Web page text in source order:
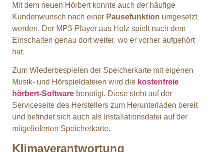
Mit dem neuen Hörbert konnte auch der häufige
Kundenwunsch nach einer Pausefunktion umgesetzt
werden. Der MP3-Player aus Holz spielt nach dem
Einschalten genau dort weiter, wo er vorher aufgehört
hat.
Zum Wiederbespielen der Speicherkarte mit eigenen
Musik- und Hörspieldateien wird die kostenfreie
hörbert-Software benötigt. Diese steht auf der
Serviceseite des Herstellers zum Herunterladen bereit
und befindet sich auch als Installationsdatei auf der
mitgelieferten Speicherkarte.
Klimaverantwortung